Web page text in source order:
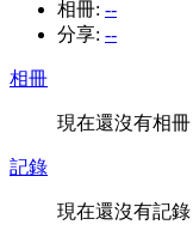
相冊: --
分享: --
相冊
現在還沒有相冊
記錄
現在還沒有記錄